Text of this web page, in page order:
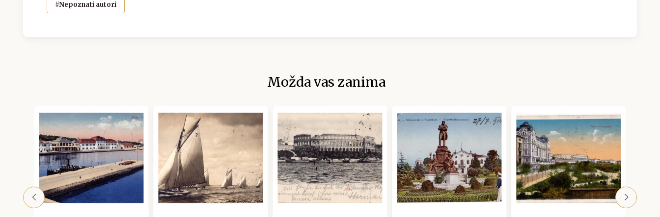
#Nepoznati autori
Možda vas zanima